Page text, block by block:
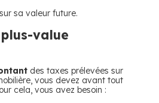
sa valeur future.
value
des taxes prélevées sur
vous devez avant tout
cela, vous avez besoin :